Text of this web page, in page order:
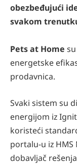
obezbeđujući
svakom
Pets at Home
energetske
prodavnica.
Svaki sistem su
energijom iz
koristeći
portalu-u iz
dobavljač